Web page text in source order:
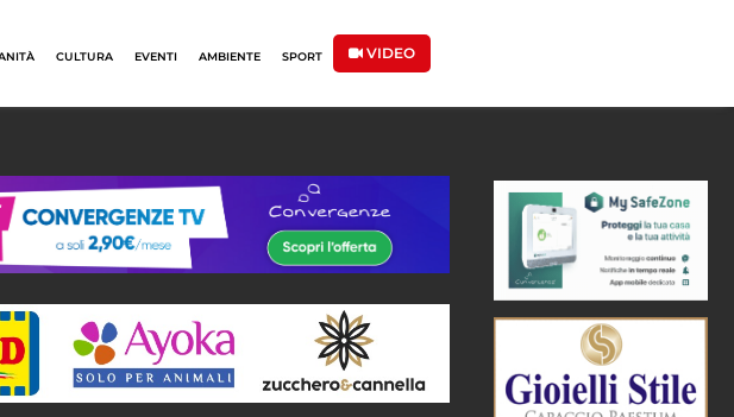
CULTURA EVENTI AMBIENTE SPORT VIDEO